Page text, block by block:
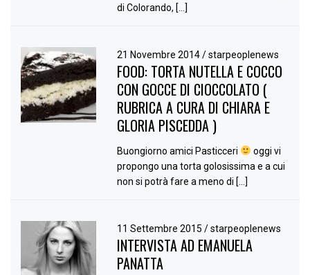
di Colorando, […]
21 Novembre 2014/ starpeoplenews
FOOD: TORTA NUTELLA E COCCO
CON GOCCE DI CIOCCOLATO (
RUBRICA A CURA DI CHIARA E
GLORIA PISCEDDA )
Buongiorno amici Pasticceri
oggi vi
propongo una torta golosissima e a cui
non si potrà fare a meno di […]
11 Settembre 2015/ starpeoplenews
INTERVISTA AD EMANUELA
PANATTA